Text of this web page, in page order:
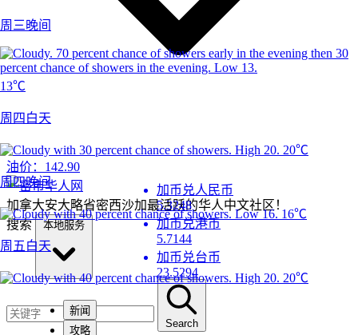
周三晚间
13℃
周四白天
20℃
周四晚间
16℃
周五白天
20℃
加币兑人民币
5.3248
加币兑港币
5.7144
加币兑台币
23.5294
油价： 142.90
加拿大安大略省密西沙加最活跃的华人中文社区！
搜索
新闻
攻略
Search